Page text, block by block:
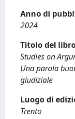
Anno di
2024
Titolo del
Studies on
Una parola
giudiziale
Luogo di
Trento